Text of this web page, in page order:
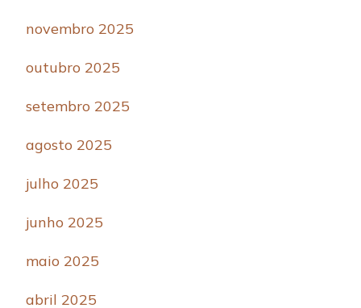
novembro 2025
outubro 2025
setembro 2025
agosto 2025
julho 2025
junho 2025
maio 2025
abril 2025